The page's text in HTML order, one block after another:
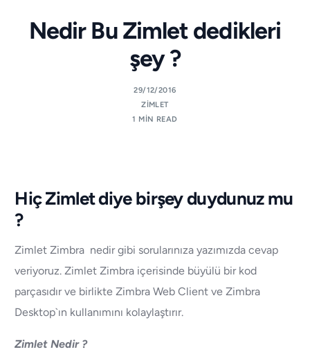
Nedir Bu Zimlet dedikleri
şey ?
29/12/2016
ZIMLET
1 MIN READ
Hiç Zimlet diye birşey duydunuz mu
?
Zimlet Zimbra nedir gibi sorularınıza yazımızda cevap
veriyoruz. Zimlet Zimbra içerisinde büyülü bir kod
parçasıdır ve birlikte Zimbra Web Client ve Zimbra
Desktop`ın kullanımını kolaylaştırır.
Zimlet Nedir ?